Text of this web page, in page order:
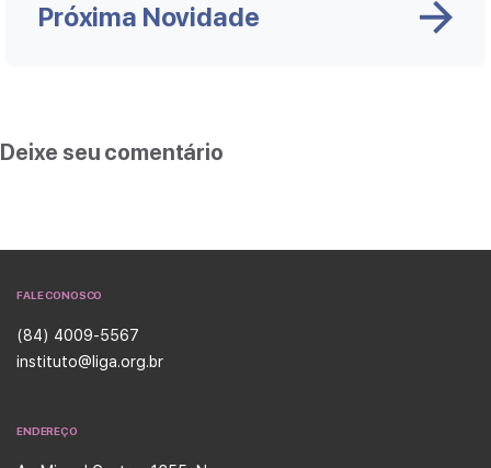
Próxima Novidade
Deixe seu comentário
FALE CONOSCO
(84) 4009-5567
instituto@liga.org.br
ENDEREÇO